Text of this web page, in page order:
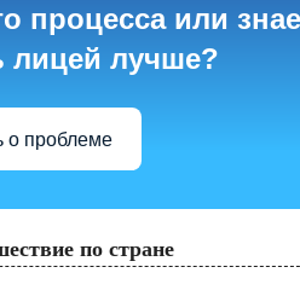
процесса или
лицей лучше?
о проблеме
по стране